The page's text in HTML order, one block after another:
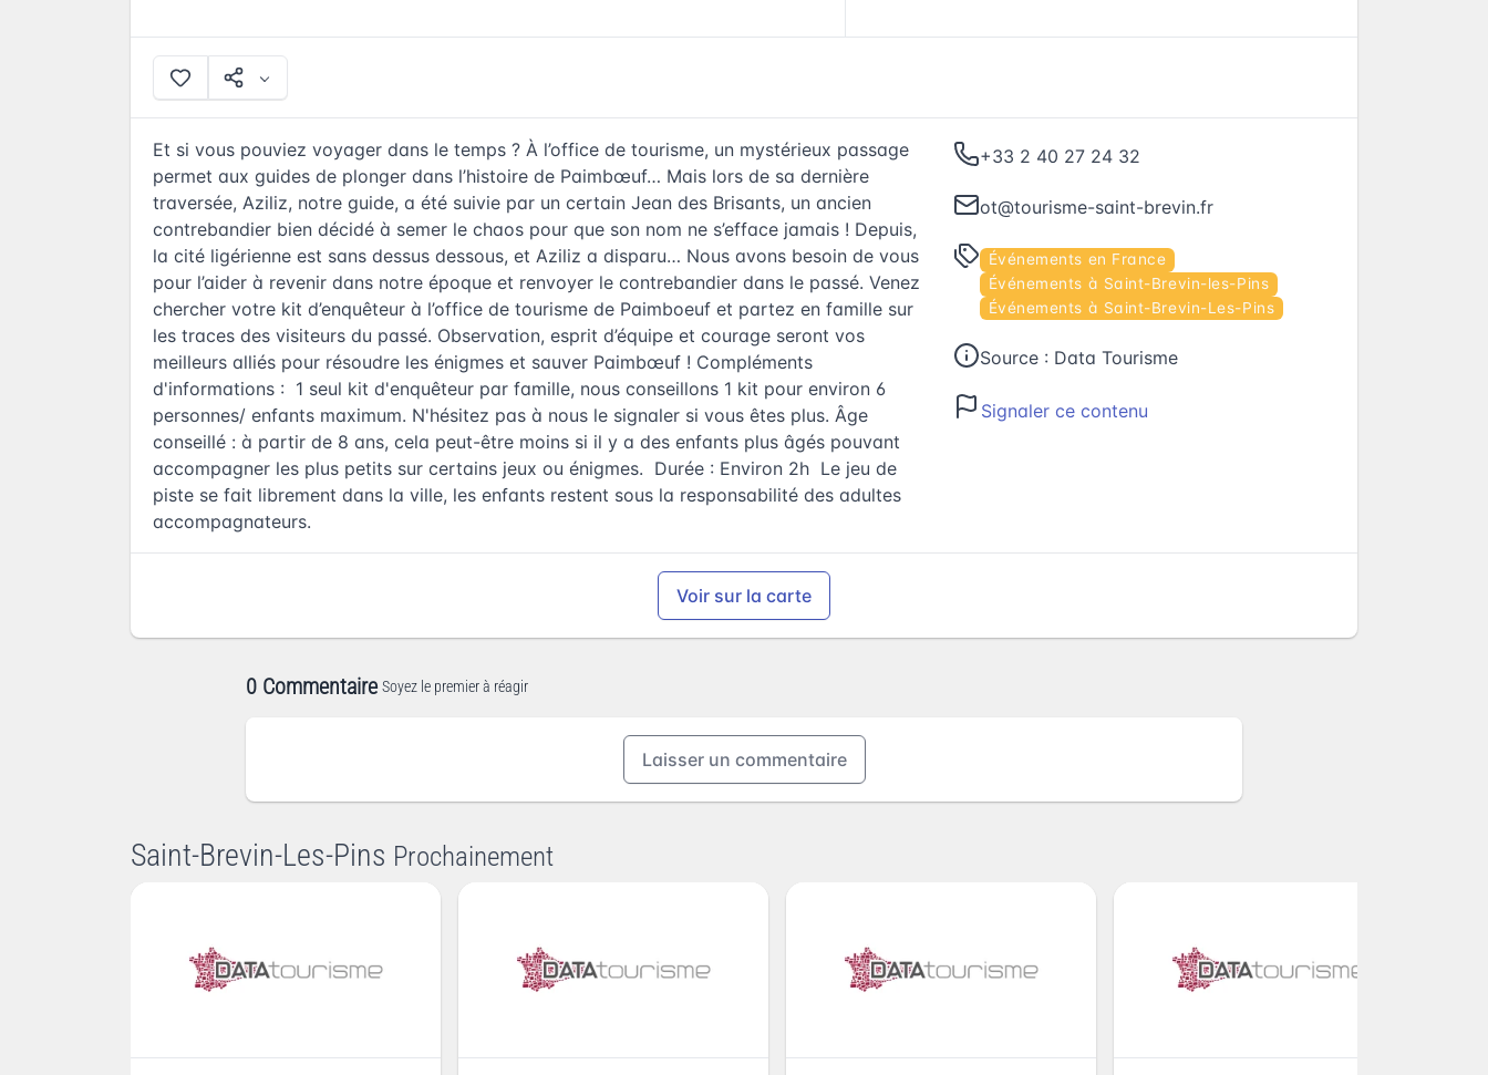
Et si vous pouviez voyager dans le temps ? À l’office de tourisme, un mystérieux passage
permet aux guides de plonger dans l’histoire de Paimbœuf… Mais lors de sa dernière
traversée, Aziliz, notre guide, a été suivie par un certain Jean des Brisants, un ancien
contrebandier bien décidé à semer le chaos pour que son nom ne s’efface jamais ! Depuis,
la cité ligérienne est sans dessus dessous, et Aziliz a disparu… Nous avons besoin de vous
pour l’aider à revenir dans notre époque et renvoyer le contrebandier dans le passé. Venez
chercher votre kit d’enquêteur à l’office de tourisme de Paimboeuf et partez en famille sur
les traces des visiteurs du passé. Observation, esprit d’équipe et courage seront vos
meilleurs alliés pour résoudre les énigmes et sauver Paimbœuf ! Compléments
d'informations : 1 seul kit d'enquêteur par famille, nous conseillons 1 kit pour environ 6
personnes/ enfants maximum. N'hésitez pas à nous le signaler si vous êtes plus. Âge
conseillé : à partir de 8 ans, cela peut-être moins si il y a des enfants plus âgés pouvant
accompagner les plus petits sur certains jeux ou énigmes. Durée : Environ 2h Le jeu de
piste se fait librement dans la ville, les enfants restent sous la responsabilité des adultes
accompagnateurs.
+33 2 40 27 24 32
ot@tourisme-saint-brevin.fr
Événements en France
Événements à Saint-Brevin-les-Pins
Événements à Saint-Brevin-Les-Pins
Source : Data Tourisme
Signaler ce contenu
Voir sur la carte
0 Commentaire Soyez le premier à réagir
Laisser un commentaire
Saint-Brevin-Les-Pins Prochainement